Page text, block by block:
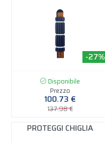
-27%
Disponibile
Prezzo
100.73 €
137.98 €
PROTEGGI CHIGLIA